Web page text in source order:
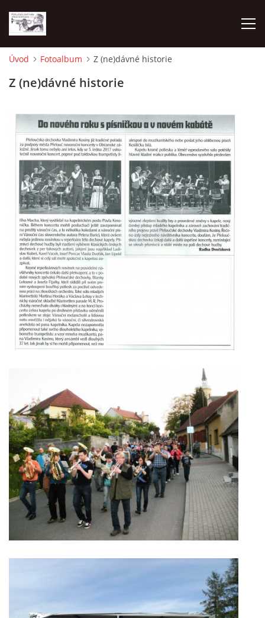
NAPSALI O NÁS
KDE NÁS MŮŽETE SLYŠET 2026
2023
2024
2025
FOTOALBUM
KE STAŽENÍ
Přeloučská dechovka Vladimíra Kosiny, z.s.
IČ: 068 71 321
Kapelník:
Ing. Jiří Mach
© 2026 eStránky.cz Aktualizováno: 17. 4. 2026|Nahoru ↑
Úvod Fotoalbum Z (ne)dávné historie
Z (ne)dávné historie